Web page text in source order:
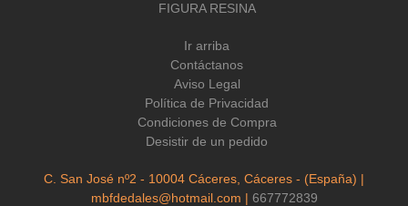
FIGURA RESINA
Ir arriba
Contáctanos
Aviso Legal
Política de Privacidad
Condiciones de Compra
Desistir de un pedido
C. San José nº2 - 10004 Cáceres, Cáceres - (España) |
mbfdedales@hotmail.com | 667772839